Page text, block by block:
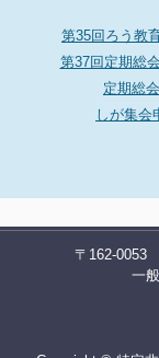
第35回ろう教
第37回定期総
定期総
しが集会
〒162-0053
一